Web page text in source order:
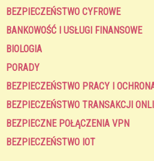
BEZPIECZEŃSTWO CYFROWE
BANKOWOŚĆ I USŁUGI FINANSOWE
BIOLOGIA
PORADY
BEZPIECZEŃSTWO PRACY I
BEZPIECZEŃSTWO TRANSAKCJI
BEZPIECZNE POŁĄCZENIA VPN
BEZPIECZEŃSTWO IOT